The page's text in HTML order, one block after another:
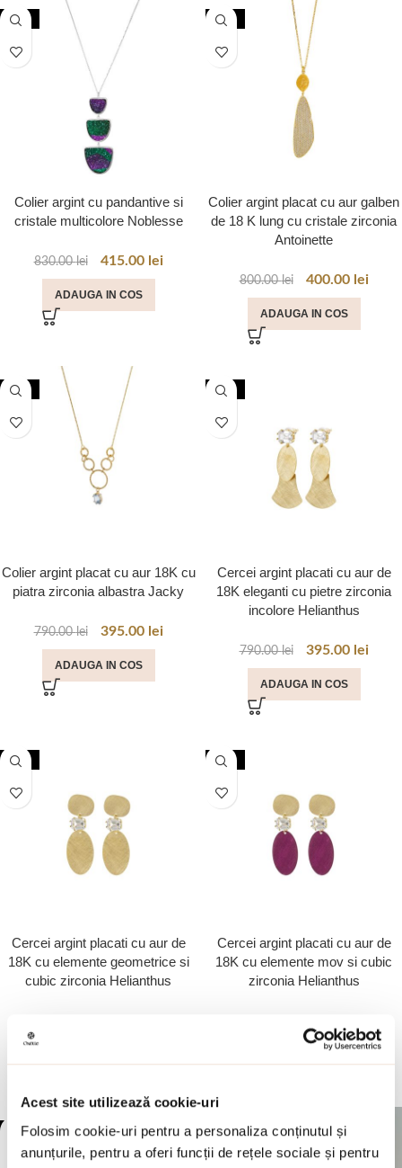
Acest site utilizează cookie-uri
Folosim cookie-uri pentru a personaliza conținutul și
anunțurile, pentru a oferi funcții de rețele sociale și pentru
-50%
Colier argint cu pandantive si
cristale multicolore Noblesse
830.00lei 415.00 lei
ADAUGA IN COS
-50%
Colier argint placat cu aur galben
de 18 K lung cu cristale zirconia
Antoinette
800.00lei 400.00 lei
ADAUGA IN COS
-50%
Colier argint placat cu aur 18K cu
piatra zirconia albastra Jacky
790.00lei 395.00 lei
ADAUGA IN COS
-50%
Cercei argint placati cu aur de
18K eleganti cu pietre zirconia
incolore Helianthus
790.00lei 395.00 lei
ADAUGA IN COS
-50%
Cercei argint placati cu aur de
18K cu elemente geometrice si
cubic zirconia Helianthus
-50%
Cercei argint placati cu aur de
18K cu elemente mov si cubic
zirconia Helianthus
ADAUGA IN COS
-50% -50%